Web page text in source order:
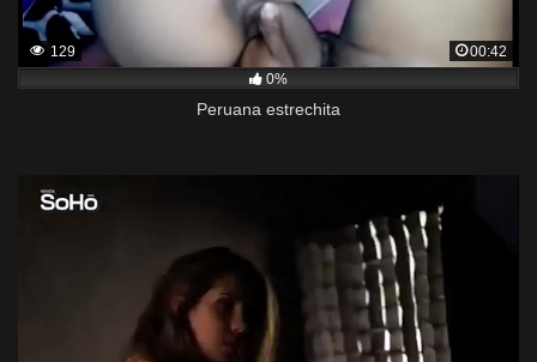
129
00:42
0%
Peruana estrechita